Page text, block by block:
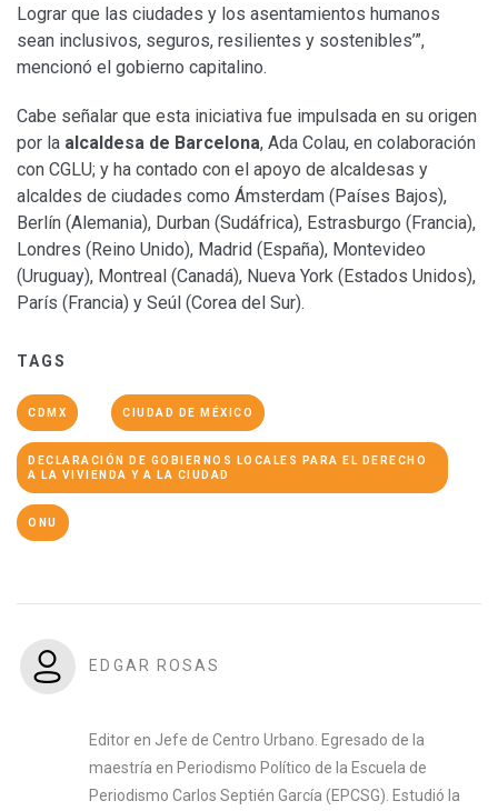
Lograr que las ciudades y los asentamientos humanos
sean inclusivos, seguros, resilientes y sostenibles’”,
mencionó el gobierno capitalino.
Cabe señalar que esta iniciativa fue impulsada en su origen
por la alcaldesa de Barcelona, Ada Colau, en colaboración
con CGLU; y ha contado con el apoyo de alcaldesas y
alcaldes de ciudades como Ámsterdam (Países Bajos),
Berlín (Alemania), Durban (Sudáfrica), Estrasburgo (Francia),
Londres (Reino Unido), Madrid (España), Montevideo
(Uruguay), Montreal (Canadá), Nueva York (Estados Unidos),
París (Francia) y Seúl (Corea del Sur).
TAGS
CDMX CIUDAD DE MÉXICO
DECLARACIÓN DE GOBIERNOS LOCALES PARA EL DERECHO
A LA VIVIENDA Y A LA CIUDAD
ONU
EDGAR ROSAS
Editor en Jefe de Centro Urbano. Egresado de la
maestría en Periodismo Político de la Escuela de
Periodismo Carlos Septién García (EPCSG). Estudió la